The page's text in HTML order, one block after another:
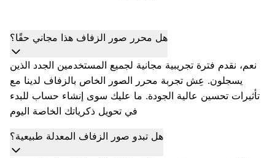
هل محرر صور الزفاف هذا مجاني حقًا؟
نعم، نقدم فترة تجريبية مجانية لجميع المستخدمين الجدد الذين
يسجلون. عِش تجربة محرر الصور الخاص بالزفاف لدينا مع
تأثيرات تحسين عالية الجودة. ما عليك سوى إنشاء حساب للبدء
في تحويل ذكرياتك الخاصة اليوم
هل تبدو صور الزفاف المعدلة طبيعية؟